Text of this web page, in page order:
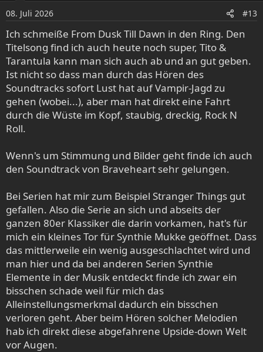
n
e
n
:
08. Juli 2026 #13
Ich schmeiße From Dusk Till Dawn in den Ring. Den
Titelsong find ich auch heute noch super, Tito &
Tarantula kann man sich auch ab und an gut geben.
Ist nicht so dass man durch das Hören des
Soundtracks sofort Lust hat auf Vampir-Jagd zu
gehen (wobei...), aber man hat direkt eine Fahrt
durch die Wüste im Kopf, staubig, dreckig, Rock N
Roll.
Wenn's um Stimmung und Bilder geht finde ich auch
den Soundtrack von Braveheart sehr gelungen.
Bei Serien hat mir zum Beispiel Stranger Things gut
gefallen. Also die Serie an sich und abseits der
ganzen 80er Klassiker die darin vorkamen, hat's für
mich ein kleines Tor für Synthie Mukke geöffnet. Dass
das mittlerweile ein wenig ausgeschlachtet wird und
man hier und da bei anderen Serien Synthie
Elemente in der Musik entdeckt finde ich zwar ein
bisschen schade weil für mich das
Alleinstellungsmerkmal dadurch ein bisschen
verloren geht. Aber beim Hören solcher Melodien
hab ich direkt diese abgefahrene Upside-down Welt
vor Augen.